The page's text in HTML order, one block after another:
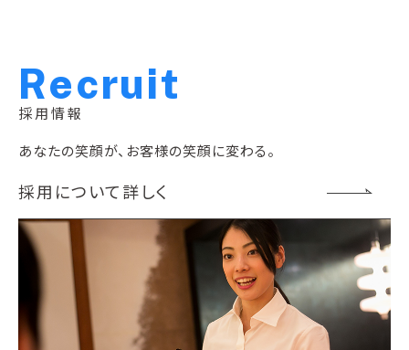
Recruit
採用情報
あなたの笑顔が、お客様の笑顔に変わる。
採用について詳しく